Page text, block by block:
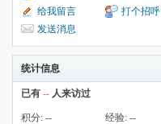
给我留言
打个招呼
发送消息
统计信息
已有 -- 人来访过
积分: -- 经验: --